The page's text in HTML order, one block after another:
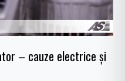
– cauze electrice și